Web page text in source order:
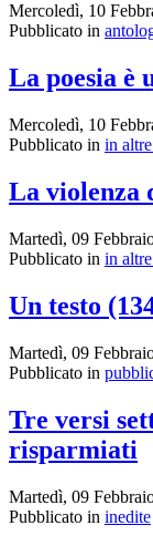
Mercoledì, 10
Pubblicato in
La poesia è
Mercoledì, 10
Pubblicato in in
La violenza
Martedì, 09
Pubblicato in in
Un testo
Martedì, 09
Pubblicato in
Tre versi
risparmiati
Martedì, 09
Pubblicato in inedite